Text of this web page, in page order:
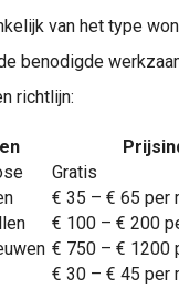
van het type
benodigde
richtlijn:
Gratis
€ 35 – € 65 per
€ 100 – € 200
€ 750 – € 1200
€ 30 – € 45 per